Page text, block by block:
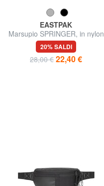
EASTPAK
Marsupio SPRINGER, in nylon
20% SALDI
28,00 € 22,40 €